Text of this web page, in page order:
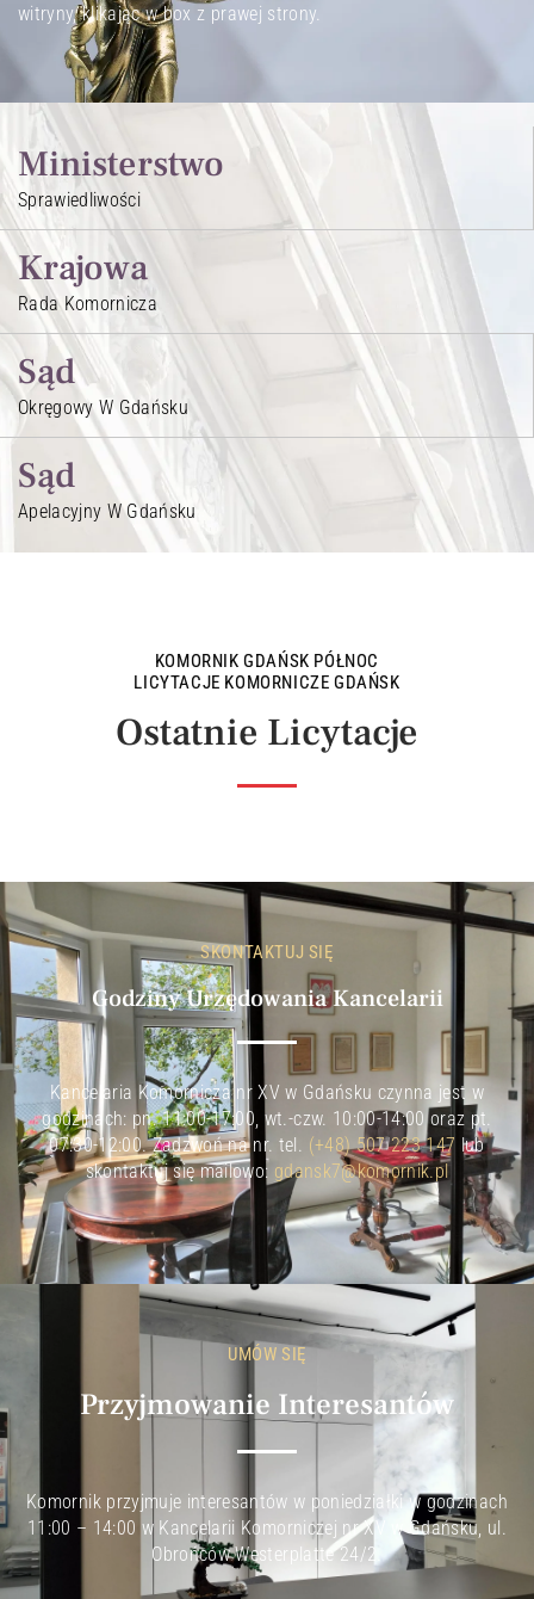
witryny, klikając w box z prawej strony.
Ministerstwo
Sprawiedliwości
Krajowa
Rada Komornicza
Sąd
Okręgowy W Gdańsku
Sąd
Apelacyjny W Gdańsku
KOMORNIK GDAŃSK PÓŁNOC
LICYTACJE KOMORNICZE GDAŃSK
Ostatnie Licytacje
SKONTAKTUJ SIĘ
Godziny Urzędowania Kancelarii
Kancelaria Komornicza nr XV w Gdańsku czynna jest w
godzinach: pn. 11:00-17:00, wt.-czw. 10:00-14:00 oraz pt.
07:30-12:00. Zadzwoń na nr. tel. (+48) 507 223 147 lub
skontaktuj się mailowo: gdansk7@komornik.pl
UMÓW SIĘ
Przyjmowanie Interesantów
Komornik przyjmuje interesantów w poniedziałki w godzinach
11:00 – 14:00 w Kancelarii Komorniczej nr XV w Gdańsku, ul.
Obrońców Westerplatte 24/2.